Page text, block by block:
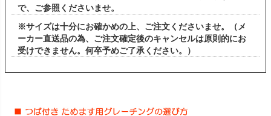
で、ご参照くださいませ。
※サイズは十分にお確かめの上、ご注文くださいませ。（メ
ーカー直送品の為、ご注文確定後のキャンセルは原則的にお
受けできません。何卒予めご了承ください。）